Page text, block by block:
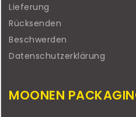
Lieferung
Rücksenden
Beschwerden
Datenschutzerklärung
MOONEN